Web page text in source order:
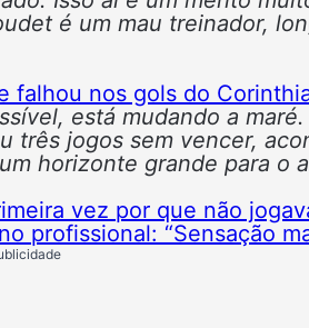
é um mau treinador,
falhou nos gols do
está mudando a
três jogos sem vencer,
horizonte grande para o
vez por que não
profissional: “Sensação